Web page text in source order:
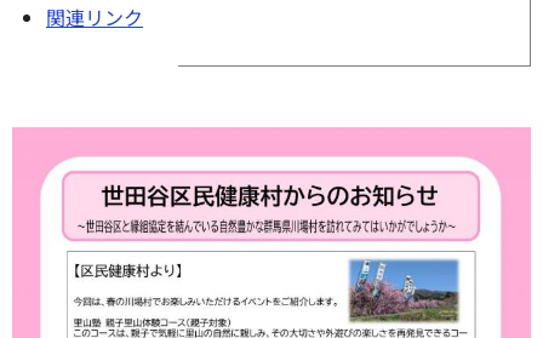
関連リンク